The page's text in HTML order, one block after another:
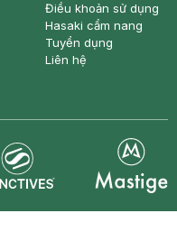
Điều khoản sử dụng
Hasaki cẩm nang
Tuyển dụng
Liên hệ